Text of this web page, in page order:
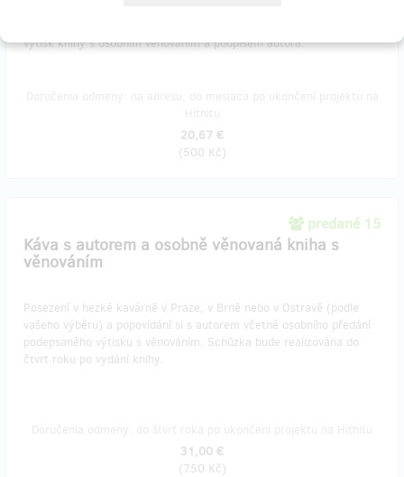
výtisk knihy s osobním věnováním a podpisem autora.
20,67 €
(500 Kč)
predané 15
Káva s autorem a osobně věnovaná kniha s
věnováním
Posezení v hezké kavárně v Praze, v Brně nebo v Ostravě (podle
vašeho výběru) a popovídání si s autorem včetně osobního předání
podepsaného výtisku s věnováním. Schůzka bude realizována do
čtvrt roku po vydání knihy.
31,00 €
(750 Kč)